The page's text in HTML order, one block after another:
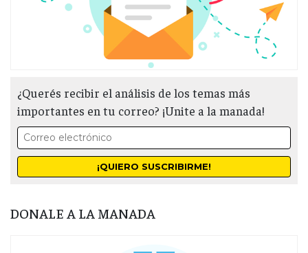
¿Querés recibir el análisis de los temas más
importantes en tu correo? ¡Unite a la manada!
DONALE A LA MANADA